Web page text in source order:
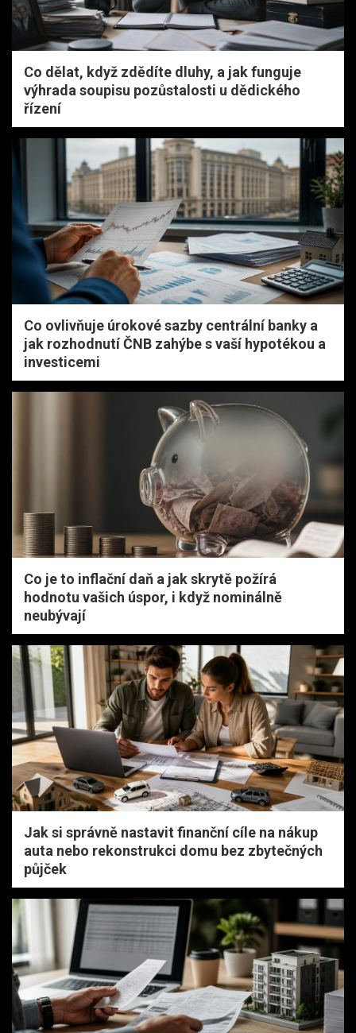
Co dělat, když zdědíte dluhy, a jak funguje
výhrada soupisu pozůstalosti u dědického
řízení
Co ovlivňuje úrokové sazby centrální banky a
jak rozhodnutí ČNB zahýbe s vaší hypotékou a
investicemi
Co je to inflační daň a jak skrytě požírá
hodnotu vašich úspor, i když nominálně
neubývají
Jak si správně nastavit finanční cíle na nákup
auta nebo rekonstrukci domu bez zbytečných
půjček